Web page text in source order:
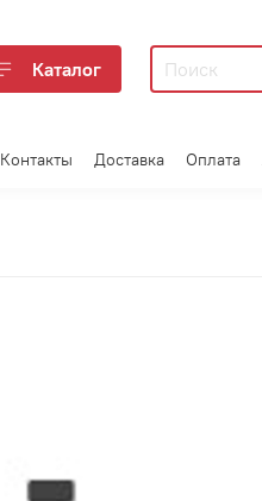
Каталог
Контакты Доставка Оплата